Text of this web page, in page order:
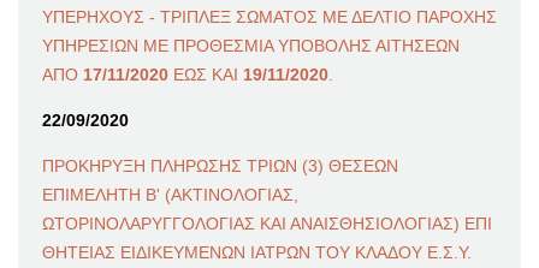
ΥΠΕΡΗΧΟΥΣ - ΤΡΙΠΛΕΞ ΣΩΜΑΤΟΣ ΜΕ ΔΕΛΤΙΟ ΠΑΡΟΧΗΣ
ΥΠΗΡΕΣΙΩΝ ΜΕ ΠΡΟΘΕΣΜΙΑ ΥΠΟΒΟΛΗΣ ΑΙΤΗΣΕΩΝ
ΑΠΟ 17/11/2020 ΕΩΣ ΚΑΙ 19/11/2020
22/09/2020
ΠΡΟΚΗΡΥΞΗ ΠΛΗΡΩΣΗΣ ΤΡΙΩΝ (3) ΘΕΣΕΩΝ
ΕΠΙΜΕΛΗΤΗ Β' (ΑΚΤΙΝΟΛΟΓΙΑΣ,
ΩΤΟΡΙΝΟΛΑΡΥΓΓΟΛΟΓΙΑΣ ΚΑΙ ΑΝΑΙΣΘΗΣΙΟΛΟΓΙΑΣ) ΕΠΙ
ΘΗΤΕΙΑΣ ΕΙΔΙΚΕΥΜΕΝΩΝ ΙΑΤΡΩΝ ΤΟΥ ΚΛΑΔΟΥ Ε.Σ.Υ.